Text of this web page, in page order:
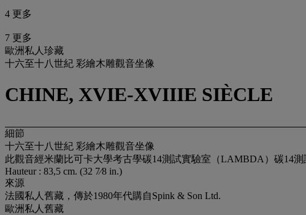
4 更多
7 更多
歐洲私人珍藏
十六至十八世紀 彩繪木雕觀音坐像
CHINE, XVIE-XVIIIE SIÈCLE
細節
十六至十八世紀 彩繪木雕觀音坐像
此觀音經米蘭比可卡大學考古學碳14測試實驗室（LAMBDA）碳14
Hauteur : 83,5 cm. (32 7⁄8 in.)
來源
法國私人舊藏，傳於1980年代購自Spink & Son Ltd.
歐洲私人舊藏